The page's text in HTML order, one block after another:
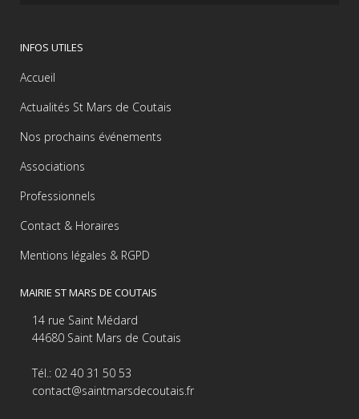
INFOS UTILES
Accueil
Actualités St Mars de Coutais
Nos prochains événements
Associations
Professionnels
Contact & Horaires
Mentions légales & RGPD
MAIRIE ST MARS DE COUTAIS
14 rue Saint Médard
44680 Saint Mars de Coutais
Tél.: 02 40 31 50 53
contact@saintmarsdecoutais.fr